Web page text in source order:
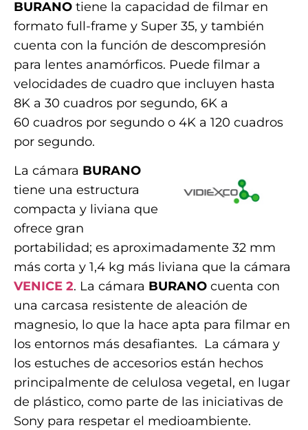
BURANO tiene la capacidad de filmar en
formato full-frame y Super 35, y también
cuenta con la función de descompresión
para lentes anamórficos. Puede filmar a
velocidades de cuadro que incluyen hasta
8K a 30 cuadros por segundo, 6K a
60 cuadros por segundo o 4K a 120 cuadros
por segundo.
La cámara BURANO
tiene una estructura
compacta y liviana que
ofrece gran
portabilidad; es aproximadamente 32 mm
más corta y 1,4 kg más liviana que la cámara
VENICE 2. La cámara BURANO cuenta con
una carcasa resistente de aleación de
magnesio, lo que la hace apta para filmar en
los entornos más desafiantes. La cámara y
los estuches de accesorios están hechos
principalmente de celulosa vegetal, en lugar
de plástico, como parte de las iniciativas de
Sony para respetar el medioambiente.